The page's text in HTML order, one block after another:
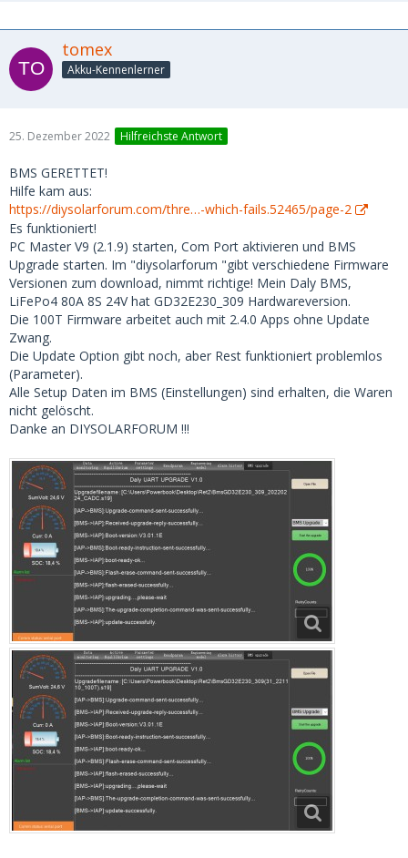
tomex
Akku-Kennenlerner
25. Dezember 2022 Hilfreichste Antwort
BMS GERETTET!
Hilfe kam aus:
https://diysolarforum.com/thre…-which-fails.52465/page-2
Es funktioniert!
PC Master V9 (2.1.9) starten, Com Port aktivieren und BMS
Upgrade starten. Im "diysolarforum "gibt verschiedene Firmware
Versionen zum download, nimmt richtige! Mein Daly BMS,
LiFePo4 80A 8S 24V hat GD32E230_309 Hardwareversion.
Die 100T Firmware arbeitet auch mit 2.4.0 Apps ohne Update
Zwang.
Die Update Option gibt noch, aber Rest funktioniert problemlos
(Parameter).
Alle Setup Daten im BMS (Einstellungen) sind erhalten, die Waren
nicht gelöscht.
Danke an DIYSOLARFORUM !!!